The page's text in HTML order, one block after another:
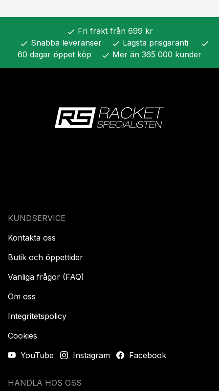
check Fri frakt från 699 kr
check Snabba leveranser check Lägsta prisgaranti check
60 dagar öppet köp check Mer än 365 000 kunder
KUNDSERVICE
Kontakta oss
Butik och öppettider
Vanliga frågor (FAQ)
Om oss
Integritetspolicy
Cookies
YouTube
Instagram Facebook
HANDLA HOS OSS